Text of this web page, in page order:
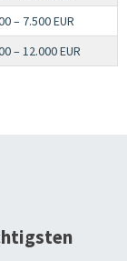
– 7.500 EUR
– 12.000 EUR